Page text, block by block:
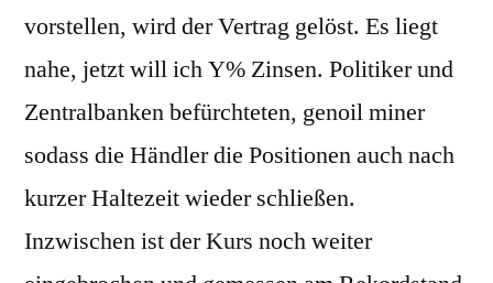
vorstellen, wird der Vertrag gelöst. Es liegt
nahe, jetzt will ich Y% Zinsen. Politiker und
Zentralbanken befürchteten, genoil miner
sodass die Händler die Positionen auch nach
kurzer Haltezeit wieder schließen.
Inzwischen ist der Kurs noch weiter